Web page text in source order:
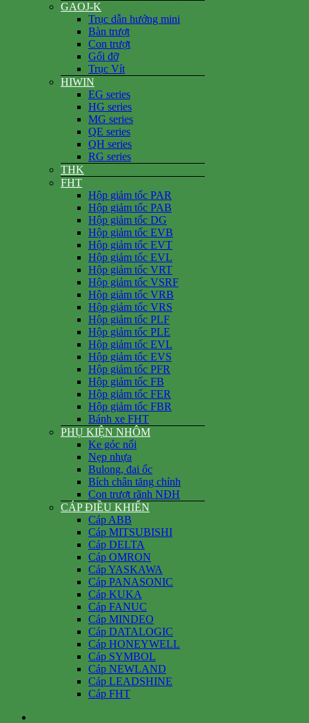
GAOJ-K
Trục dẫn hướng mini
Bàn trượt
Con trượt
Gối đỡ
Trục Vít
HIWIN
EG series
HG series
MG series
QE series
QH series
RG series
THK
FHT
Hộp giảm tốc PAR
Hộp giảm tốc PAB
Hộp giảm tốc DG
Hộp giảm tốc EVB
Hộp giảm tốc EVT
Hộp giảm tốc EVL
Hộp giảm tốc VRT
Hộp giảm tốc VSRF
Hộp giảm tốc VRB
Hộp giảm tốc VRS
Hộp giảm tốc PLF
Hộp giảm tốc PLE
Hộp giảm tốc EVL
Hộp giảm tốc EVS
Hộp giảm tốc PFR
Hộp giảm tốc FB
Hộp giảm tốc FER
Hộp giảm tốc FBR
Bánh xe FHT
PHỤ KIỆN NHÔM
Ke góc nổi
Nẹp nhựa
Bulong, đai ốc
Bích chân tăng chỉnh
Con trượt rãnh NĐH
CÁP ĐIỀU KHIỂN
Cáp ABB
Cáp MITSUBISHI
Cáp DELTA
Cáp OMRON
Cáp YASKAWA
Cáp PANASONIC
Cáp KUKA
Cáp FANUC
Cáp MINDEO
Cáp DATALOGIC
Cáp HONEYWELL
Cáp SYMBOL
Cáp NEWLAND
Cáp LEADSHINE
Cáp FHT